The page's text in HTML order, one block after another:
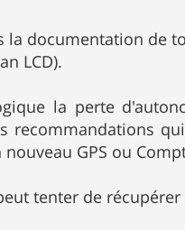
la documentation de
LCD).
la perte
recommandations
nouveau GPS ou
tenter de